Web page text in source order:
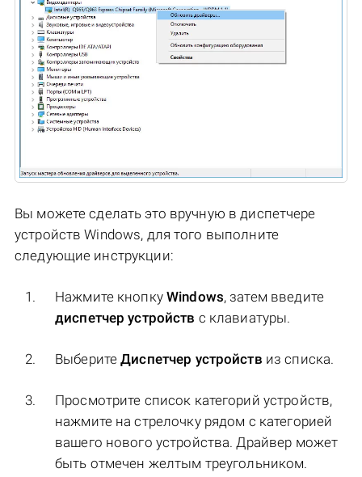
Вы можете сделать это вручную в диспетчере
устройств Windows, для того выполните
следующие инструкции:
Нажмите кнопку Windows, затем введите
диспетчер устройств с клавиатуры.
ВыберитеДиспетчер устройств из списка.
Просмотрите список категорий устройств,
нажмите на стрелочку рядом с категорией
вашего нового устройства. Драйвер может
быть отмечен желтым треугольником.